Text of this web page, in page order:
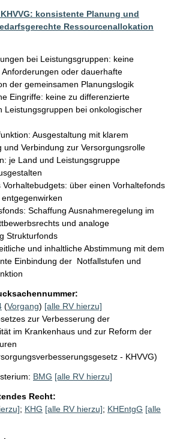
konsistente Planung und
Ressourcenallokation
bei Leistungsgruppen: keine
oder dauerhafte
der gemeinsamen Planungslogik
Eingriffe: keine zu differenzierte
Leistungsgruppen bei onkologischer
Ausgestaltung mit klarem
und Verbindung zur Versorgungsrolle
je Land und Leistungsgruppe
Vorhaltebudgets: über einen Vorhaltefonds
Schaffung Ausnahmeregelung im
und analoge
Strukturfonds
und inhaltliche Abstimmung mit dem
Einbindung der  Notfallstufen und
(Vorgang) [alle RV hierzu]
zur Verbesserung der
im Krankenhaus und zur Reform der
- KHVVG)
BMG [alle RV hierzu]
Recht:
; KHG [alle RV hierzu]; KHEntgG [alle